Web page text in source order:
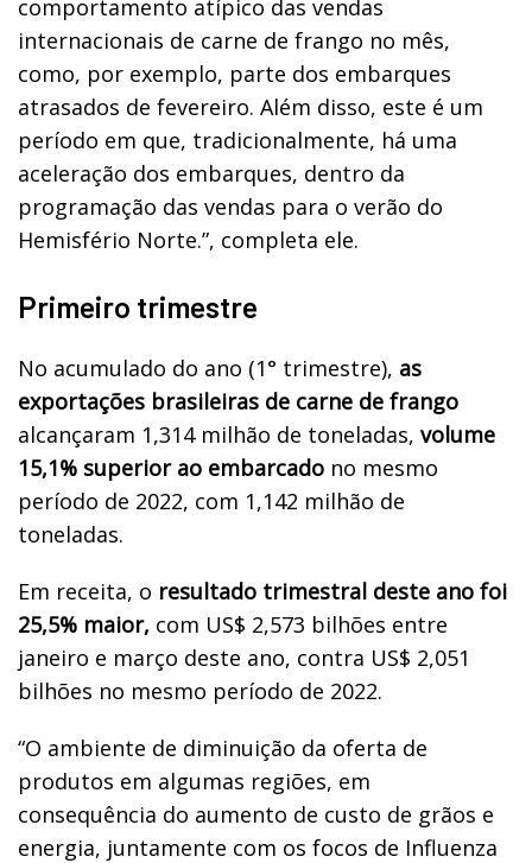
comportamento atípico das vendas
internacionais de carne de frango no mês,
como, por exemplo, parte dos embarques
atrasados de fevereiro. Além disso, este é um
período em que, tradicionalmente, há uma
aceleração dos embarques, dentro da
programação das vendas para o verão do
Hemisfério Norte.”, completa ele.
Primeiro trimestre
No acumulado do ano (1° trimestre), as
exportações brasileiras de carne de frango
alcançaram 1,314 milhão de toneladas, volume
15,1% superior ao embarcado no mesmo
período de 2022, com 1,142 milhão de
toneladas.
Em receita, o resultado trimestral deste ano foi
25,5% maior, com US$ 2,573 bilhões entre
janeiro e março deste ano, contra US$ 2,051
bilhões no mesmo período de 2022.
“O ambiente de diminuição da oferta de
produtos em algumas regiões, em
consequência do aumento de custo de grãos e
energia, juntamente com os focos de Influenza